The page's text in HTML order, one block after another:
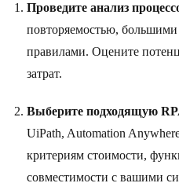
Проведите анализ
повторяемостью,
правилами. Оцените
затрат.
Выберите подходящую
UiPath, Automation
критериям стоимости,
совместимости с вашими